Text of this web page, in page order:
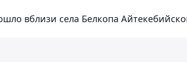
вблизи села Белкопа